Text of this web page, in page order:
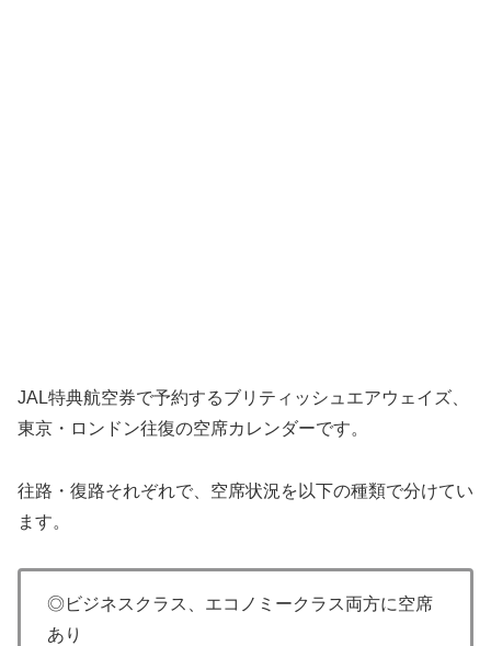
JAL特典航空券で予約するブリティッシュエアウェイズ、
東京・ロンドン往復の空席カレンダーです。
往路・復路それぞれで、空席状況を以下の種類で分けてい
ます。
◎ビジネスクラス、エコノミークラス両方に空席
あり